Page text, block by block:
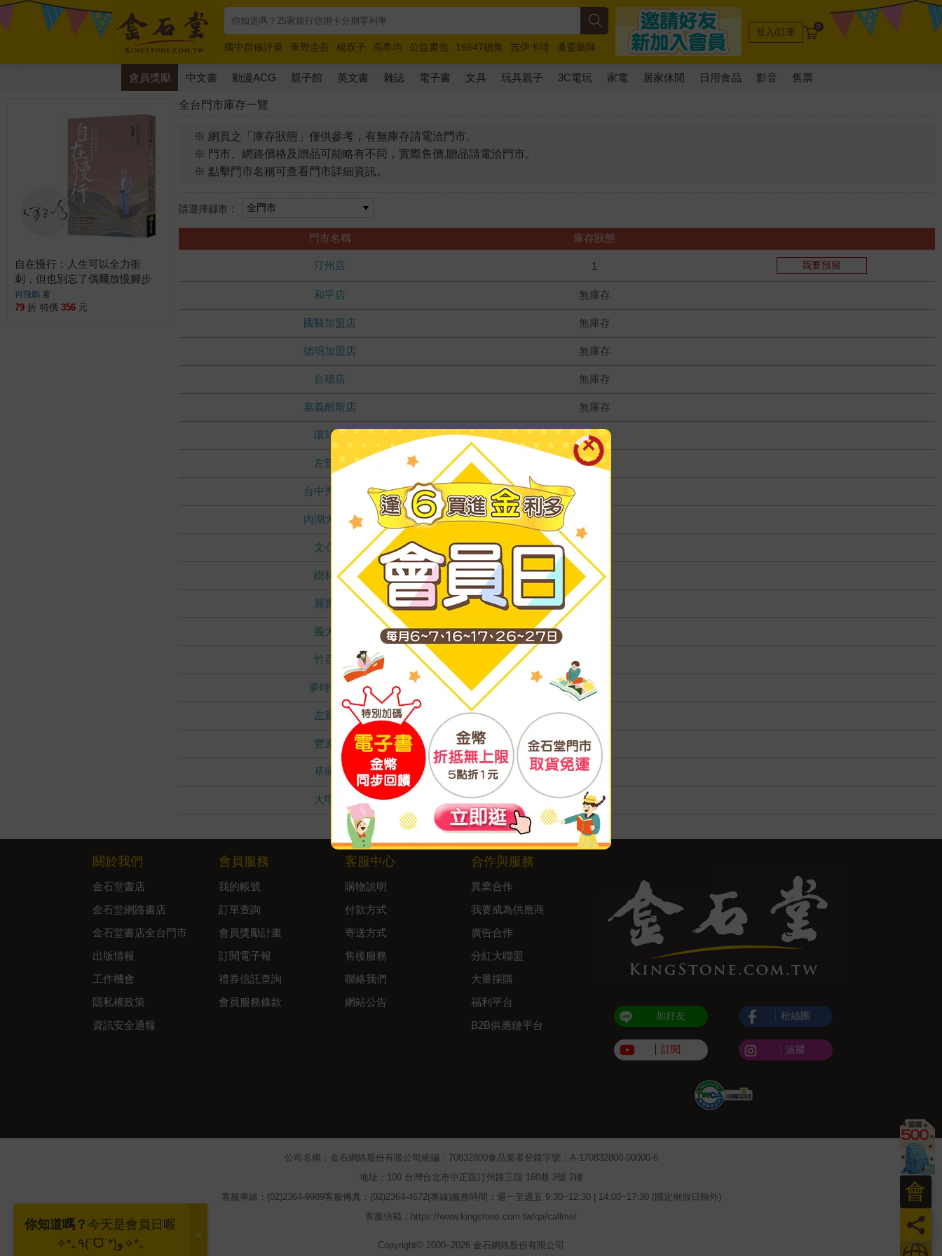
國中自修評量 東野圭吾 楊双子 高希均 公益書包 16647續集 吉伊卡哇
通靈藥師
唯紅花綻放
奧德賽 路邊攤新作 馬斯克 玩具總動員5 超慢跑
登入/註冊 0
會員獎勵 中文書 動漫ACG 親子館 英文書 雜誌 電子書 文具 玩具親子 3C電玩 家電 居家休閒 日用食品 影音 售票
全台門市庫存一覽
※ 網頁之「庫存狀態」僅供參考，有無庫存請電洽門市。
※ 門市、網路價格及贈品可能略有不同，實際售價.贈品請電洽門市。
※ 點擊門市名稱可查看門市詳細資訊。
請選擇縣市：
門市名稱 庫存狀態
汀州店 1 我要預留
和平店 無庫存
國醫加盟店 無庫存
德明加盟店 無庫存
台積店 無庫存
嘉義耐斯店 無庫存
環球店 無庫存
左營店 無庫存
台中秀泰店
內湖大潤發
文心店 無庫存
樹林店 無庫存
麗寶店 無庫存
義大店
竹百店 無庫存
夢時代店 無庫存
左新店 無庫存
豐原店 無庫存
草衙店 無庫存
大甲店 無庫存
自在慢行：人生可以全力衝
刺，但也別忘了偶爾放慢腳步
（限量親簽版）
何飛鵬 著
79 折 特價 356 元
員
會
關於我們
金石堂書店
金石堂網路書店
金石堂書店全台門市
出版情報
工作機會
隱私權政策
資訊安全通報
會員服務
我的帳號
訂單查詢
會員獎勵計畫
訂閱電子報
禮券信託查詢
會員服務條款
客服中心
購物說明
付款方式
寄送方式
售後服務
聯絡我們
網站公告
合作與服務
異業合作
我要成為供應商
廣告合作
分紅大聯盟
大量採購
福利平台
B2B供應鏈平台
加好友
訂閱
粉絲團
追蹤
公司名稱：金石網絡股份有限公司 統編：70832800食品業者登錄字號：A-170832800-00000-6
地址：100 台灣台北市中正區汀州路三段 160巷 3號 2樓
客服專線：(02)2364-9989客服傳真：(02)2364-4672(專線) 服務時間：週一至週五 9:30~12:30 | 14:00~17:30 (國定例假日除外)
客服信箱：https://www.kingstone.com.tw/qa/callme/
Copyright© 2000–2026 金石網絡股份有限公司
你知道嗎？ 今天是會員日喔
✧*｡٩(ˊᗜˋ*)و✧*｡